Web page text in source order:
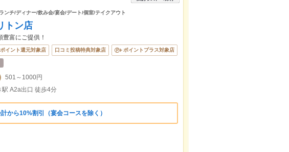
ンチ/ディナー/飲み会/宴会/デート/個室/テイクアウト
トン店
富にご提供！
イント還元対象店 口コミ投稿特典対象店 ポイントプラス対象店
501～1000円
A2a出口 徒歩4分
から10%割引（宴会コースを除く）